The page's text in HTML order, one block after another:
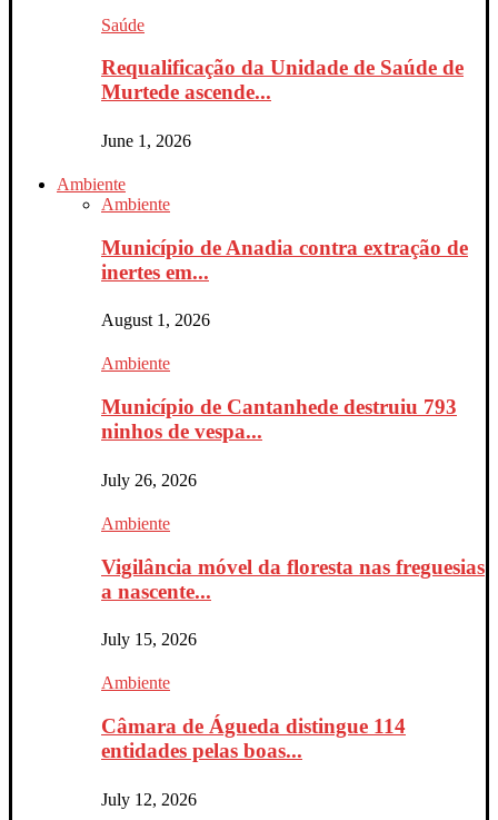
Saúde
Requalificação da Unidade de Saúde de
Murtede ascende...
June 1, 2026
Ambiente
Ambiente
Município de Anadia contra extração de
inertes em...
August 1, 2026
Ambiente
Município de Cantanhede destruiu 793
ninhos de vespa...
July 26, 2026
Ambiente
Vigilância móvel da floresta nas freguesias
a nascente...
July 15, 2026
Ambiente
Câmara de Águeda distingue 114
entidades pelas boas...
July 12, 2026